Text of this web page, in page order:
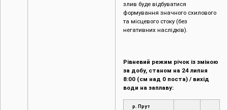
злив буде відбуватися
формування значного схилового
та місцевого стоку (без
негативних наслідків).
Рівневий режим річок із зміною
за добу, станом на 24 липня
8:00 (см над 0 поста) / вихід
води на заплаву:
р. Прут